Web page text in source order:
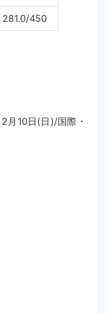
281.0/450
月10日(日)/国際・